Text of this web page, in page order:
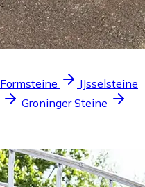
Formsteine
IJsselsteine
Groninger Steine